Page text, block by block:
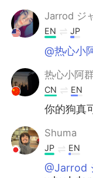
Jarrod ジ
EN JP
@热心小
热心小阿
CN EN
你的狗真
Shuma
JP EN
@Jarrod